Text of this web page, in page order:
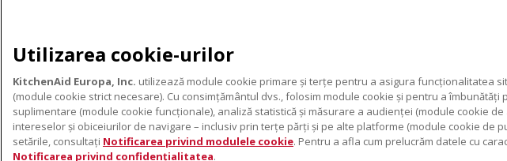
PRODUSELE NOASTRE
Electrocasnice mici
Accesorii pentru produse
Utilizarea cookie-urilor
KitchenAid Europa, Inc. utilizează module cookie primare și terțe pentru a asigura funcționalitatea
(module cookie strict necesare). Cu consimțământul dvs., folosim module cookie și pentru a
suplimentare (module cookie funcționale), analiză statistică și măsurare a audienței (module cookie
intereselor și obiceiurilor de navigare – inclusiv prin terțe părți și pe alte platforme (module cookie de
setările, consultați Notificarea privind modulele cookie. Pentru a afla cum prelucrăm datele cu
Notificarea privind confidențialitatea.